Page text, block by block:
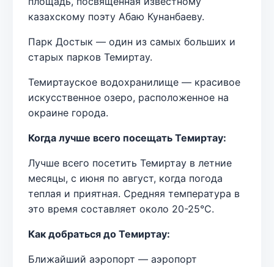
казахскому поэту Абаю Кунанбаеву.
Парк Достык — один из самых больших и
старых парков Темиртау.
Темиртауское водохранилище — красивое
искусственное озеро, расположенное на
окраине города.
Когда лучше всего посещать Темиртау:
Лучше всего посетить Темиртау в летние
месяцы, с июня по август, когда погода
теплая и приятная. Средняя температура в
это время составляет около 20-25°C.
Как добраться до Темиртау:
Ближайший аэропорт — аэропорт